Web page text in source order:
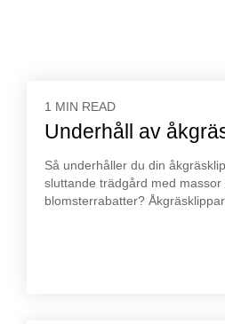
1 MIN READ
Underhåll av
Så underhåller du din
sluttande trädgård med massor
blomsterrabatter?